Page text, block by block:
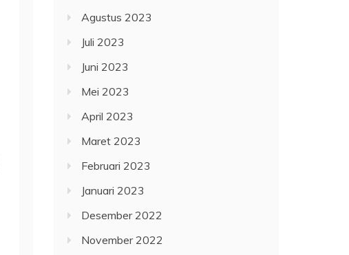
Agustus 2023
Juli 2023
Juni 2023
Mei 2023
April 2023
Maret 2023
Februari 2023
Januari 2023
Desember 2022
November 2022